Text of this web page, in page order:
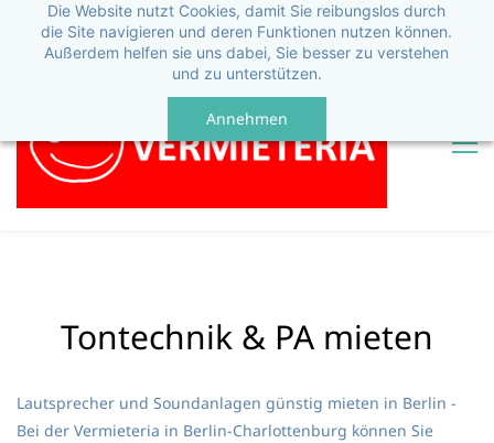
Die Website nutzt Cookies, damit Sie reibungslos durch
die Site navigieren und deren Funktionen nutzen können.
Außerdem helfen sie uns dabei, Sie besser zu verstehen
und zu unterstützen.
Annehmen
Tontechnik & PA mieten
Lautsprecher und Soundanlagen günstig mieten in Berlin -
Bei der Vermieteria in Berlin-Charlottenburg können Sie